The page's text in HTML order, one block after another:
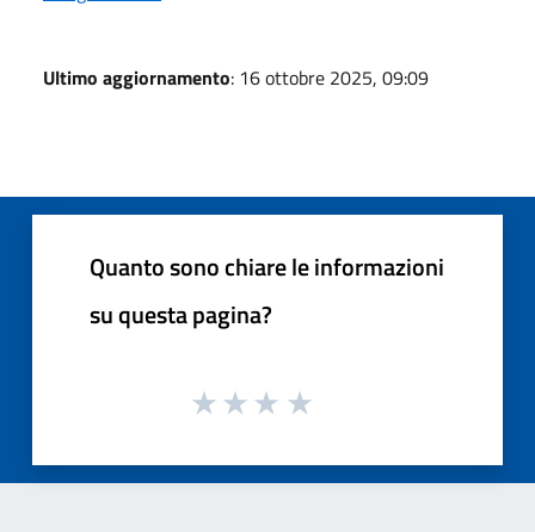
Ultimo aggiornamento: 16 ottobre 2025, 09:09
Quanto sono chiare le informazioni
su questa pagina?